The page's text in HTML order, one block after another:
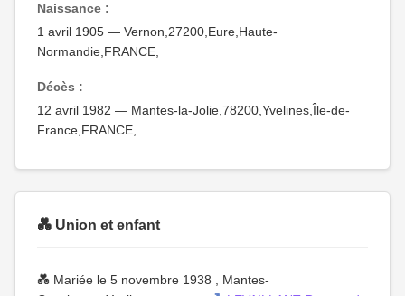
Naissance :
1 avril 1905 — Vernon,27200,Eure,Haute-
Normandie,FRANCE,
Décès :
12 avril 1982 — Mantes-la-Jolie,78200,Yvelines,Île-de-
France,FRANCE,
💑 Union et enfant
💑 Mariée le 5 novembre 1938 , Mantes-